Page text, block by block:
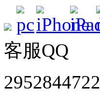
客服QQ
2952844722